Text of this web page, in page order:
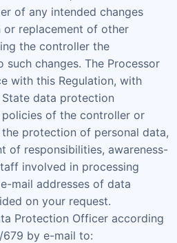
of any intended changes
replacement of other
the controller the
changes. The Processor
with this Regulation, with
data protection
of the controller or
protection of personal data,
of responsibilities, awareness-
involved in processing
mail addresses of data
on your request.
Protection Officer according
679 by e-mail to: